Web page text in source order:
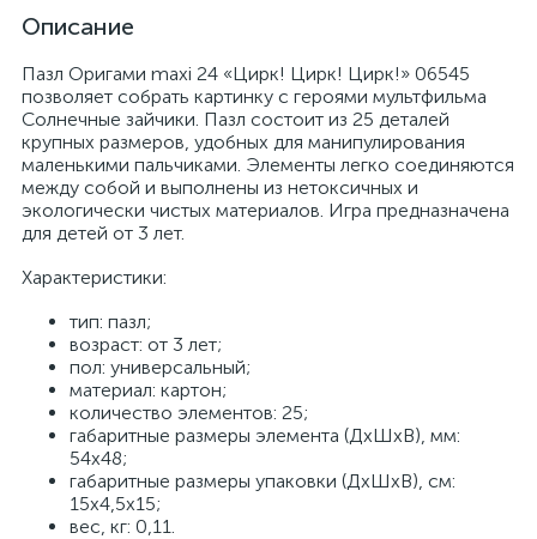
Описание
Пазл Оригами maxi 24 «Цирк! Цирк! Цирк!» 06545
позволяет собрать картинку с героями мультфильма
Солнечные зайчики. Пазл состоит из 25 деталей
крупных размеров, удобных для манипулирования
маленькими пальчиками. Элементы легко соединяются
между собой и выполнены из нетоксичных и
экологически чистых материалов. Игра предназначена
для детей от 3 лет.
Характеристики:
тип: пазл;
возраст: от 3 лет;
пол: универсальный;
материал: картон;
количество элементов: 25;
габаритные размеры элемента (ДхШхВ), мм:
54x48;
габаритные размеры упаковки (ДхШхВ), см:
15x4,5x15;
вес, кг: 0,11.